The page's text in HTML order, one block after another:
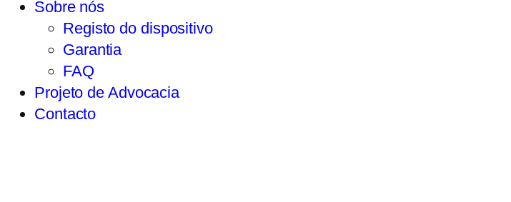
Sobre nós
Registo do dispositivo
Garantia
FAQ
Projeto de Advocacia
Contacto